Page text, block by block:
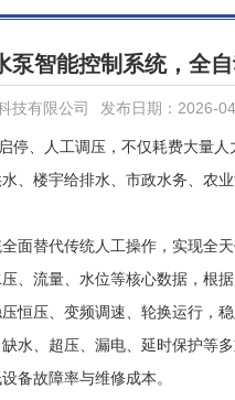
泵智能控制系统，全
技有限公司 发布日期：2026-
停、人工调压，不仅耗费大量
、楼宇给排水、市政水务、农
面替代传统人工操作，实现全
、流量、水位等核心数据，根
恒压、变频调速、轮换运行，
水、超压、漏电、延时保护等
备故障率与维修成本。